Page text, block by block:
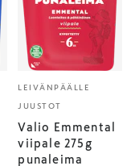
LEIVÄNPÄÄLLE
JUUSTOT
Valio Emmental
viipale 275g
punaleima